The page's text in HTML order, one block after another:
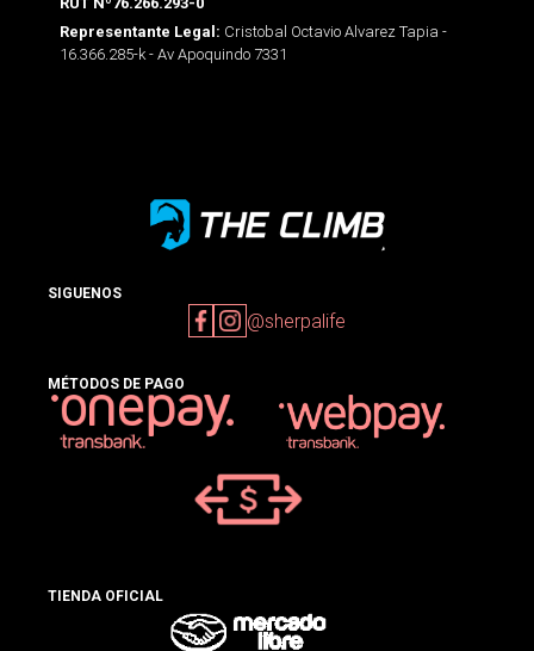
Representante Legal: Cristobal Octavio Alvarez Tapia -
16.366.285-k - Av Apoquindo 7331
SIGUENOS
@sherpalife
MÉTODOS DE PAGO
TIENDA OFICIAL